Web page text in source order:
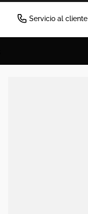
Servicio al cliente